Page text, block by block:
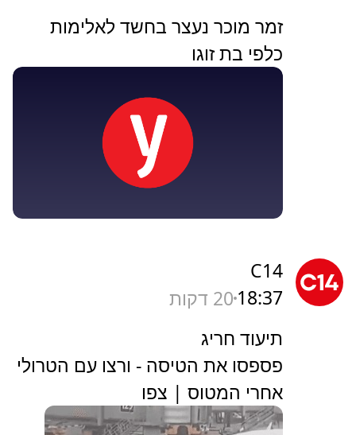
זמר מוכר נעצר בחשד לאלימות
כלפי בת זוגו
C14
18:37 20 דקות
תיעוד חריג
פספסו את הטיסה - ורצו עם הטרולי
אחרי המטוס | צפו